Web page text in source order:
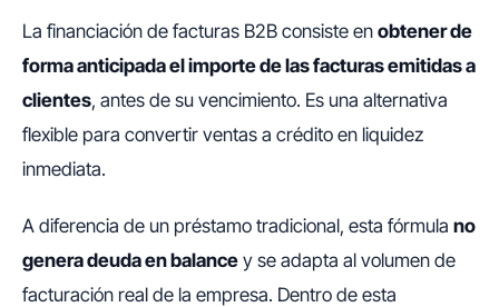
La financiación de facturas B2B consiste en obtener de
forma anticipada el importe de las facturas emitidas a
clientes, antes de su vencimiento. Es una alternativa
flexible para convertir ventas a crédito en liquidez
inmediata.
A diferencia de un préstamo tradicional, esta fórmula no
genera deuda en balance y se adapta al volumen de
facturación real de la empresa. Dentro de esta